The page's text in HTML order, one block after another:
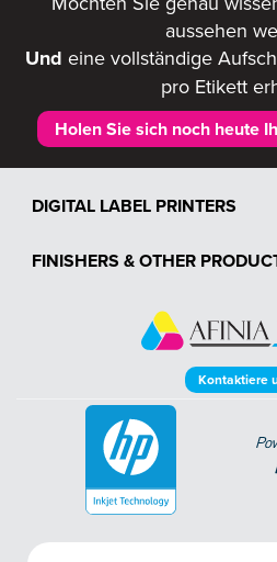
aussehen
Und eine vollständige
pro Etikett
Holen Sie sich noch heute
DIGITAL LABEL PRINTERS
FINISHERS & OTHER
Kontaktiere